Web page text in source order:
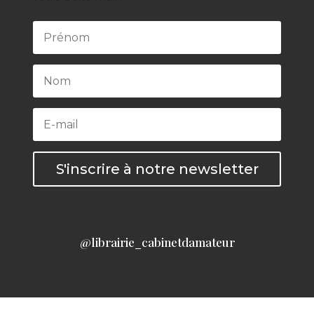
S'inscrire à notre newsletter
@librairie_cabinetdamateur